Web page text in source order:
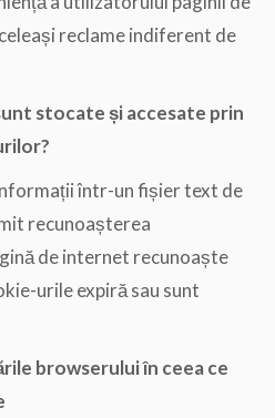
reclame indiferent de
stocate și accesate prin
într-un fișier text de
recunoașterea
de internet recunoaște
urile expiră sau sunt
browserului în ceea ce